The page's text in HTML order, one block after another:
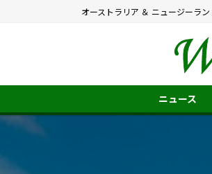
ッ
移
オーストラリア ＆ ニュージーラ
ニュース